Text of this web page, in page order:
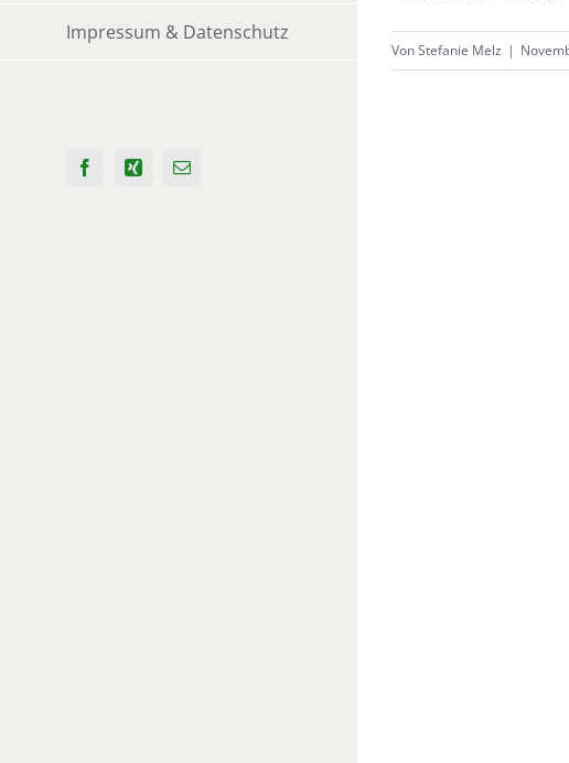
Impressum & Datenschutz
FacebookXing
E-
VonStefanie Melz |